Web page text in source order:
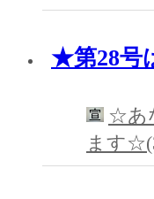
★第28号
☆あ
ます